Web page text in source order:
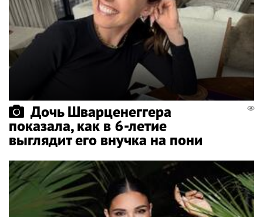
Дочь Шварценеггера
показала, как в 6-летие
выглядит его внучка на пони